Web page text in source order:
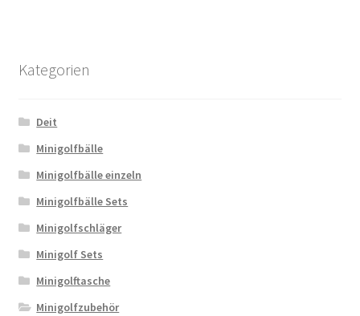
Kategorien
Deit
Minigolfbälle
Minigolfbälle einzeln
Minigolfbälle Sets
Minigolfschläger
Minigolf Sets
Minigolftasche
Minigolfzubehör